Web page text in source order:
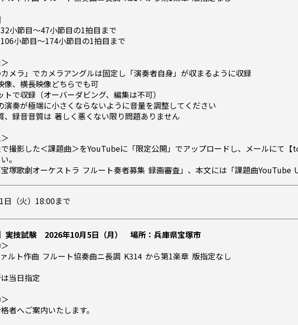
小節目～47小節目の1拍目まで
小節目～174小節目の1拍目まで
カメラ」でカメラアングルは固定し「演奏者自身」が収まるように収録
、横長映像どちらでも可
トで収録（オーバーダビング、編集は不可）
演奏が極端に小さくならないように音量を調整してください
、録音音質は 著しく悪くない限り問題ありません
撮影した＜課題曲＞をYouTubeに「限定公開」でアップロードし、メールにて
。
塚歌劇オーケストラ フルート奏者募集 録画審査」、本文には「課題曲YouTube
日（火）18ː00まで
】実技試験 2026年10月5日（月） 場所：兵庫県宝塚市
ルト作曲 フルート協奏曲ニ長調 K314 から第1楽章 版指定なし
当日指定
者へご案内いたします。